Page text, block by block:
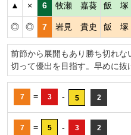
▲ × 6 牧瀬 嘉葵 飯 塚
◎ ◎ 7 岩見 貴史 飯 塚
前節から展開もあり勝ち切れな
切って優出を目指す。早めに抜
7 = 3 - 5 2
7 = 5 - 3 2